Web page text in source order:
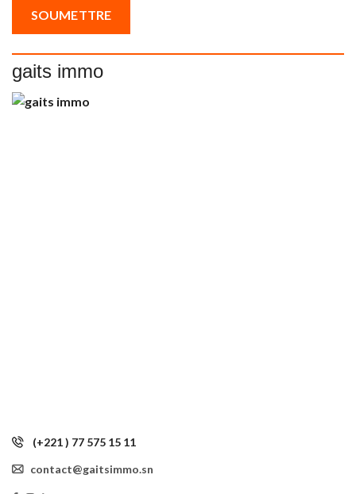
gaits immo
(+221 ) 77 575 15 11
contact@gaitsimmo.sn